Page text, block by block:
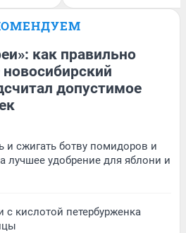
как правильно
допустимое
сжигать ботву помидоров и
лучшее удобрение для яблони и
кислотой петербурженка